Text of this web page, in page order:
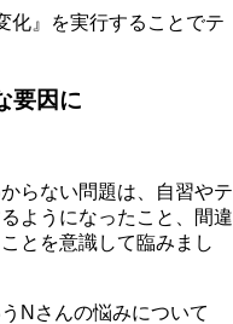
化』を実行することでテ
要因に
らない問題は、自習やテ
ようになったこと、間違
とを意識して臨みまし
Nさんの悩みについて